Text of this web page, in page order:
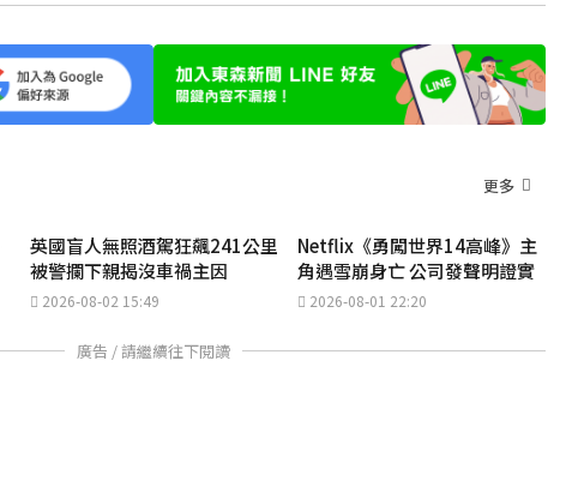
更多
英國盲人無照酒駕狂飆241公里
被警攔下親揭沒車禍主因
2026-08-02 15:49
Netflix《勇闖世界14高峰》主
角遇雪崩身亡 公司發聲明證實
2026-08-01 22:20
廣告 / 請繼續往下閱讀